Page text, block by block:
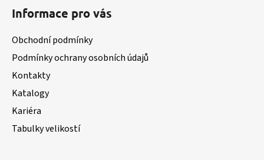
Informace pro vás
Obchodní podmínky
Podmínky ochrany osobních údajů
Kontakty
Katalogy
Kariéra
Tabulky velikostí